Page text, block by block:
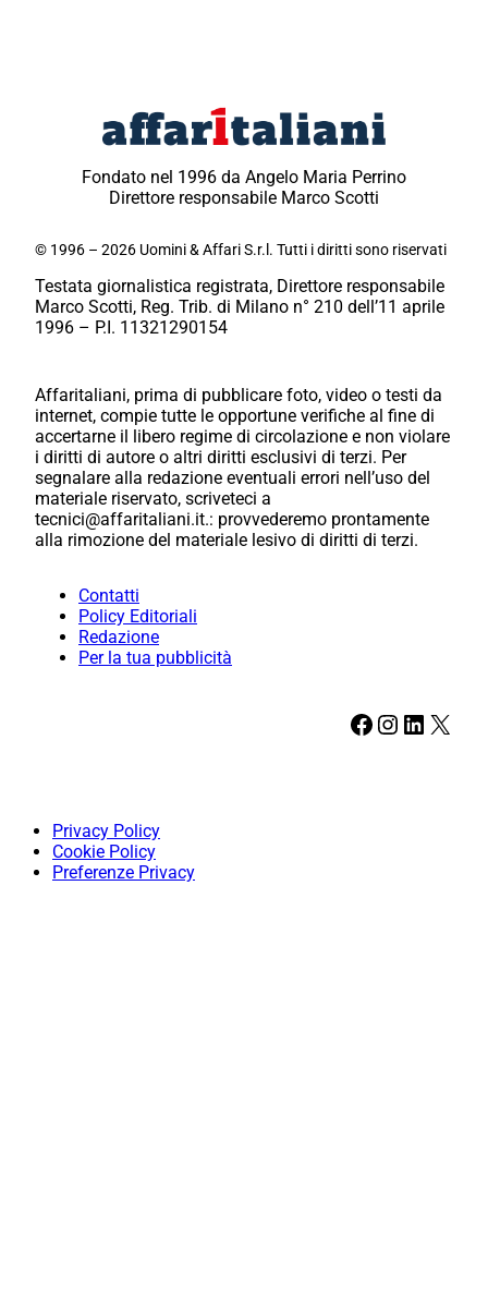
Fondato nel 1996 da Angelo Maria Perrino
Direttore responsabile Marco Scotti
© 1996 – 2026 Uomini & Affari S.r.l. Tutti i diritti sono riservati
Testata giornalistica registrata, Direttore responsabile
Marco Scotti, Reg. Trib. di Milano n° 210 dell’11 aprile
1996 – P.I. 11321290154
Affaritaliani, prima di pubblicare foto, video o testi da
internet, compie tutte le opportune verifiche al fine di
accertarne il libero regime di circolazione e non violare
i diritti di autore o altri diritti esclusivi di terzi. Per
segnalare alla redazione eventuali errori nell’uso del
materiale riservato, scriveteci a
tecnici@affaritaliani.it.: provvederemo prontamente
alla rimozione del materiale lesivo di diritti di terzi.
Contatti
Policy Editoriali
Redazione
Per la tua pubblicità
Facebook Instagram LinkedIn X
Privacy Policy
Cookie Policy
Preferenze Privacy